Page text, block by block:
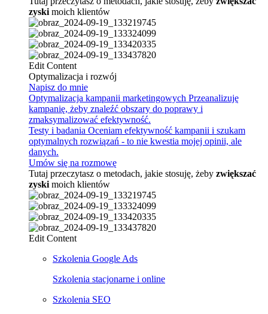
zyski moich klientów
Edit Content
Optymalizacja i rozwój
Napisz do mnie
Optymalizacja kampanii marketingowych Przeanalizuję
kampanię, żeby znaleźć obszary do poprawy i
zmaksymalizować efektywność.
Testy i badania Oceniam efektywność kampanii i szukam
optymalnych rozwiązań - to nie kwestia mojej opinii, ale
danych.
Umów się na rozmowę
Tutaj przeczytasz o metodach, jakie stosuję, żeby zwiększać
zyski moich klientów
Edit Content
Szkolenia Google Ads
Szkolenia stacjonarne i online
Szkolenia SEO